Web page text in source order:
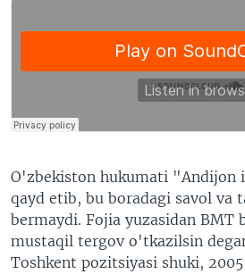
O'zbekiston hukumati "Andijon
qayd etib, bu boradagi savol va
bermaydi. Fojia yuzasidan BMT
mustaqil tergov o'tkazilsin
Toshkent pozitsiyasi shuki,